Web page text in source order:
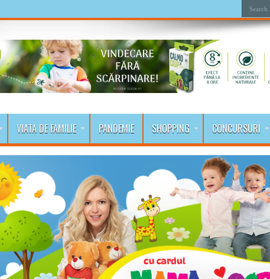
VIATA DE FAMILIE PANDEMIE SHOPPING CONCURSURI